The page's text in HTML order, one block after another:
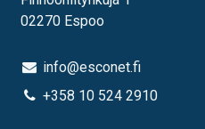
02270 Espoo
info@esconet.fi
+358 10 524 2910